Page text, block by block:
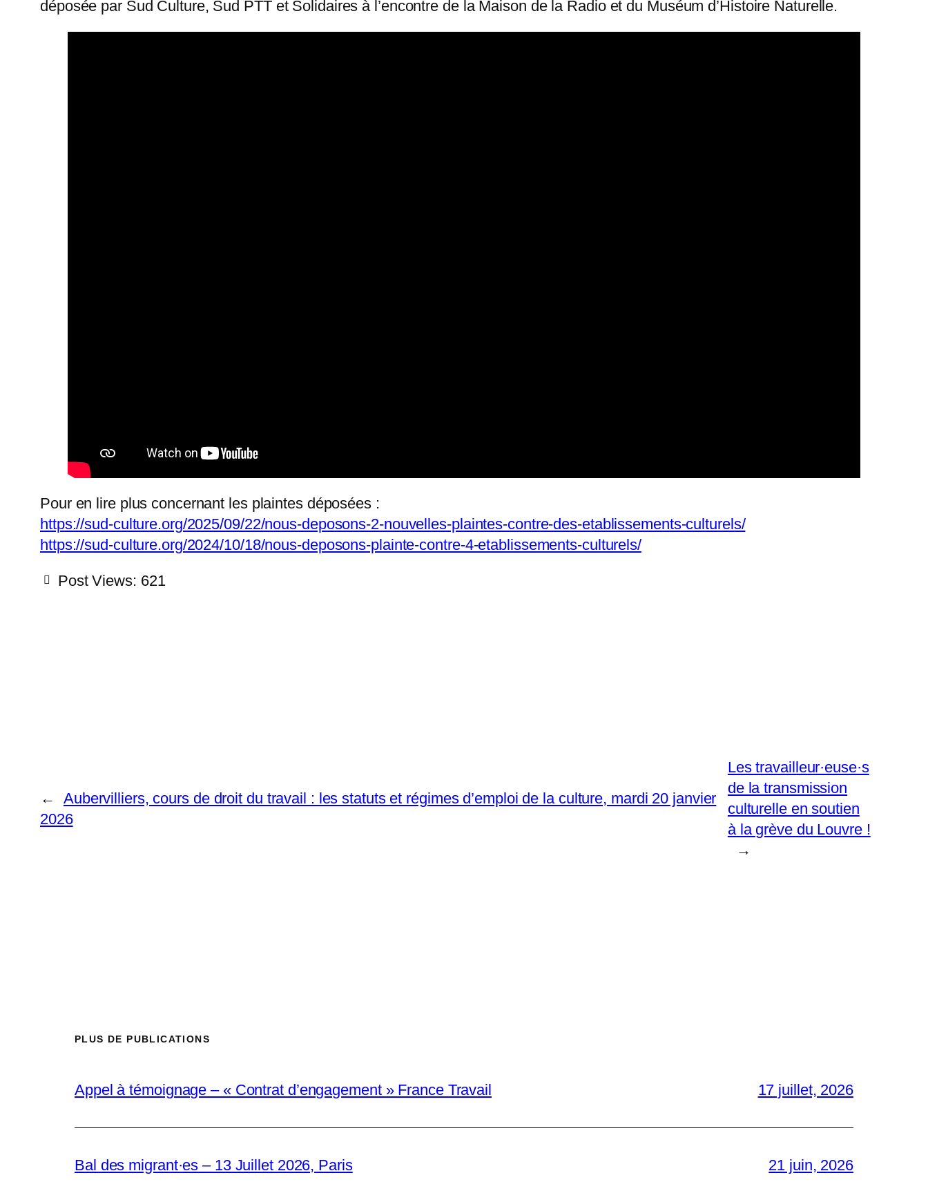
déposée par Sud Culture, Sud PTT et Solidaires à l’encontre de la Maison de la Radio et du Muséum d’Histoire Naturelle.
Pour en lire plus concernant les plaintes déposées :
https://sud-culture.org/2025/09/22/nous-deposons-2-nouvelles-plaintes-contre-des-etablissements-culturels/
https://sud-culture.org/2024/10/18/nous-deposons-plainte-contre-4-etablissements-culturels/
Post Views: 621
←
Aubervilliers, cours de droit du travail : les statuts et régimes d’emploi de la culture, mardi 20 janvier
2026
Les travailleur·euse·s
de la transmission
culturelle en soutien
à la grève du Louvre !
→
PLUS DE PUBLICATIONS
Appel à témoignage – « Contrat d’engagement » France Travail 17 juillet, 2026
Bal des migrant·es – 13 Juillet 2026, Paris 21 juin, 2026